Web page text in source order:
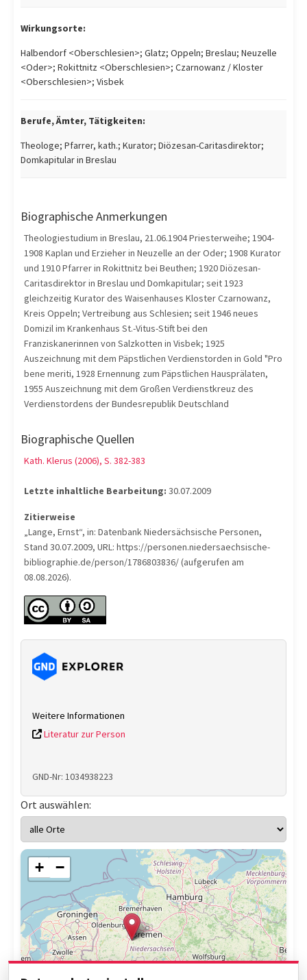
Wirkungsorte:
Halbendorf <Oberschlesien>; Glatz; Oppeln; Breslau; Neuzelle
<Oder>; Rokittnitz <Oberschlesien>; Czarnowanz / Kloster
<Oberschlesien>; Visbek
Berufe, Ämter, Tätigkeiten:
Theologe; Pfarrer, kath.; Kurator; Diözesan-Caritasdirektor;
Domkapitular in Breslau
Biographische Anmerkungen
Theologiestudium in Breslau, 21.06.1904 Priesterweihe; 1904-
1908 Kaplan und Erzieher in Neuzelle an der Oder; 1908 Kurator
und 1910 Pfarrer in Rokittnitz bei Beuthen; 1920 Diözesan-
Caritasdirektor in Breslau und Domkapitular; seit 1923
gleichzeitig Kurator des Waisenhauses Kloster Czarnowanz,
Kreis Oppeln; Vertreibung aus Schlesien; seit 1946 neues
Domizil im Krankenhaus St.-Vitus-Stift bei den
Franziskanerinnen von Salzkotten in Visbek; 1925
Auszeichnung mit dem Päpstlichen Verdienstorden in Gold "Pro
bene meriti, 1928 Ernennung zum Päpstlichen Hausprälaten,
1955 Auszeichnung mit dem Großen Verdienstkreuz des
Verdienstordens der Bundesrepublik Deutschland
Biographische Quellen
Kath. Klerus (2006), S. 382-383
Letzte inhaltliche Bearbeitung: 30.07.2009
Zitierweise
„Lange, Ernst“, in: Datenbank Niedersächsische Personen,
Stand 30.07.2009, URL: https://personen.niedersaechsische-
bibliographie.de/person/1786803836/ (aufgerufen am
08.08.2026).
Weitere Informationen
Literatur zur Person
GND-Nr: 1034938223
Ort auswählen:
+ −